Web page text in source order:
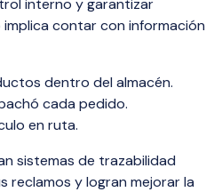
contar con información
dentro del almacén.
cada pedido.
en ruta.
sistemas de trazabilidad
reclamos y logran mejorar la